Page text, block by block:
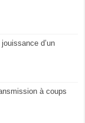
d’un
à coups